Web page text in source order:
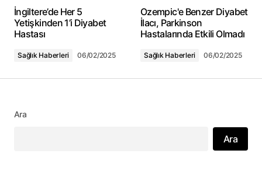
Gerekli alanlar
ile işaretlenmişlerdir
İngiltere’de Her 5
Yetişkinden 1’i Diyabet
Hastası
Sağlık Haberleri 06/02/2025
Ozempic'e Benzer Diyabet
İlacı, Parkinson
Hastalarında Etkili Olmadı
Sağlık Haberleri 06/02/2025
Ara
Ara